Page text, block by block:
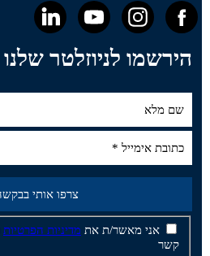
הירשמו לניוזלטר שלנו
אני מאשר/ת את מדיניות הפרטיות
קשר